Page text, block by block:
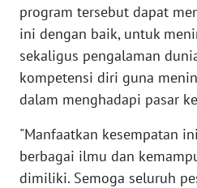
program tersebut dapat
ini dengan baik, untuk
sekaligus pengalaman
kompetensi diri guna
dalam menghadapi pasar
"Manfaatkan kesempatan
berbagai ilmu dan
dimiliki. Semoga seluruh
WN
BANTEN
NTT
WN